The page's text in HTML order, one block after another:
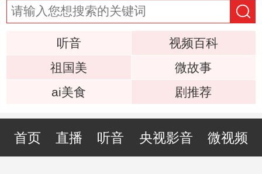
听音
视频百科
祖国美
微故事
ai美食
剧推荐
首页 直播 听音 央视影音 微视频